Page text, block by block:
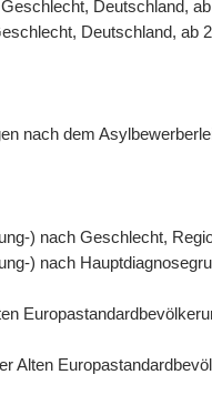
Deutschland,
Deutschland, ab
nach dem
) nach Geschlecht,
) nach
Alten